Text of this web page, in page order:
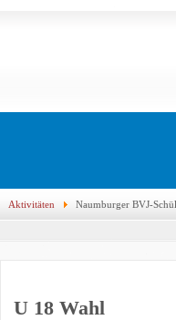
Aktivitäten Naumburger BVJ-
U 18 Wahl